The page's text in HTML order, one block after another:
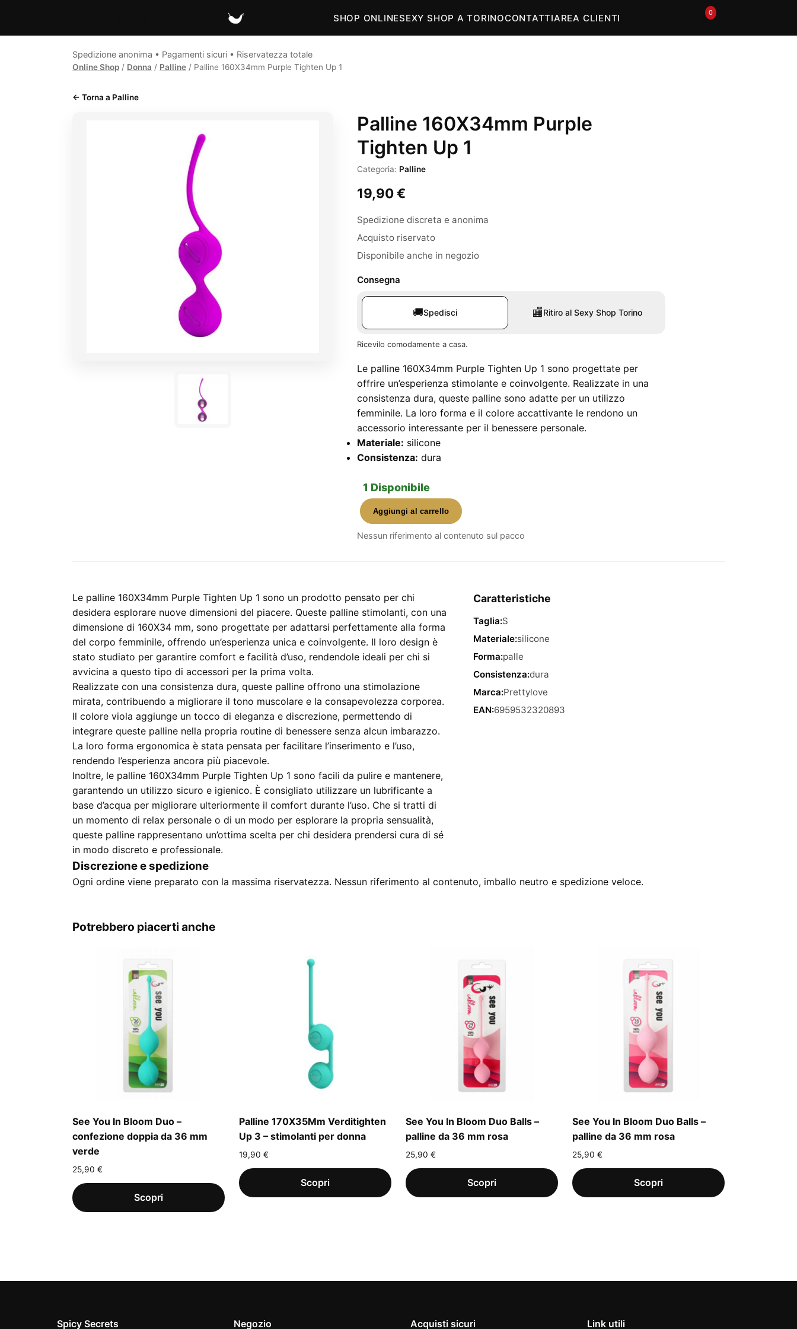
SHOP ONLINESEXY SHOP A TORINOCONTATTIAREA CLIENTI 🛒0
Spedizione anonima • Pagamenti sicuri • Riservatezza totale
Online Shop / Donna / Palline / Palline 160X34mm Purple Tighten Up 1
← Torna a Palline
Palline 160X34mm Purple
Tighten Up 1
Categoria: Palline
19,90€
Spedizione discreta e anonima
Acquisto riservato
Disponibile anche in negozio
Consegna
🚚Spedisci 🏬Ritiro al Sexy Shop Torino
Ricevilo comodamente a casa.
Le palline 160X34mm Purple Tighten Up 1 sono progettate per
offrire un’esperienza stimolante e coinvolgente. Realizzate in una
consistenza dura, queste palline sono adatte per un utilizzo
femminile. La loro forma e il colore accattivante le rendono un
accessorio interessante per il benessere personale.
Materiale: silicone
Consistenza: dura
1 Disponibile
Palline
160X34mm
1
quantità
Aggiungi al carrello
Nessun riferimento al contenuto sul pacco
Le palline 160X34mm Purple Tighten Up 1 sono un prodotto pensato per chi
desidera esplorare nuove dimensioni del piacere. Queste palline stimolanti, con una
dimensione di 160X34 mm, sono progettate per adattarsi perfettamente alla forma
del corpo femminile, offrendo un’esperienza unica e coinvolgente. Il loro design è
stato studiato per garantire comfort e facilità d’uso, rendendole ideali per chi si
avvicina a questo tipo di accessori per la prima volta.
Realizzate con una consistenza dura, queste palline offrono una stimolazione
mirata, contribuendo a migliorare il tono muscolare e la consapevolezza corporea.
Il colore viola aggiunge un tocco di eleganza e discrezione, permettendo di
integrare queste palline nella propria routine di benessere senza alcun imbarazzo.
La loro forma ergonomica è stata pensata per facilitare l’inserimento e l’uso,
rendendo l’esperienza ancora più piacevole.
Inoltre, le palline 160X34mm Purple Tighten Up 1 sono facili da pulire e mantenere,
garantendo un utilizzo sicuro e igienico. È consigliato utilizzare un lubrificante a
base d’acqua per migliorare ulteriormente il comfort durante l’uso. Che si tratti di
un momento di relax personale o di un modo per esplorare la propria sensualità,
queste palline rappresentano un’ottima scelta per chi desidera prendersi cura di sé
in modo discreto e professionale.
Caratteristiche
Taglia:S
Materiale:silicone
Forma:palle
Consistenza:dura
Marca:Prettylove
EAN:6959532320893
Discrezione e spedizione
Ogni ordine viene preparato con la massima riservatezza. Nessun riferimento al contenuto, imballo neutro e spedizione veloce.
Potrebbero piacerti anche
See You In Bloom Duo –
confezione doppia da 36 mm
verde
25,90 €
Palline 170X35Mm Verditighten
Up 3 – stimolanti per donna
19,90 €
See You In Bloom Duo Balls –
palline da 36 mm rosa
25,90 €
See You In Bloom Duo Balls –
palline da 36 mm rosa
25,90 €
Spicy Secrets Negozio Acquisti sicuri Link utili